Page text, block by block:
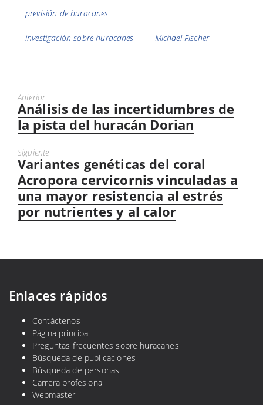
Etiquetas
previsión de huracanes
investigación sobre huracanes Michael Fischer
Anterior
Previous
post:
Análisis de las incertidumbres de
la pista del huracán Dorian
Siguiente
Siguiente
entrada:
Variantes genéticas del coral
Acropora cervicornis vinculadas a
una mayor resistencia al estrés
por nutrientes y al calor
Enlaces rápidos
Contáctenos
Página principal
Preguntas frecuentes sobre huracanes
Búsqueda de publicaciones
Búsqueda de personas
Carrera profesional
Webmaster